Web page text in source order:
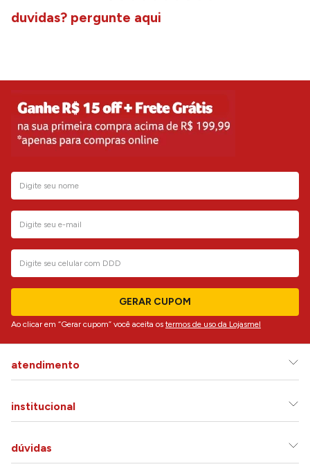
duvidas? pergunte aqui
GERAR CUPOM
Ao clicar em “Gerar cupom” você aceita os termos de uso da Lojasmel
atendimento
institucional
dúvidas